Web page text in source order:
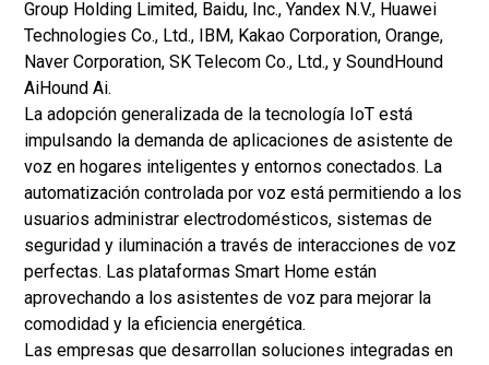
Group Holding Limited, Baidu, Inc., Yandex N.V., Huawei
Technologies Co., Ltd., IBM, Kakao Corporation, Orange,
Naver Corporation, SK Telecom Co., Ltd., y SoundHound
AiHound Ai.
La adopción generalizada de la tecnología IoT está
impulsando la demanda de aplicaciones de asistente de
voz en hogares inteligentes y entornos conectados. La
automatización controlada por voz está permitiendo a los
usuarios administrar electrodomésticos, sistemas de
seguridad y iluminación a través de interacciones de voz
perfectas. Las plataformas Smart Home están
aprovechando a los asistentes de voz para mejorar la
comodidad y la eficiencia energética.
Las empresas que desarrollan soluciones integradas en